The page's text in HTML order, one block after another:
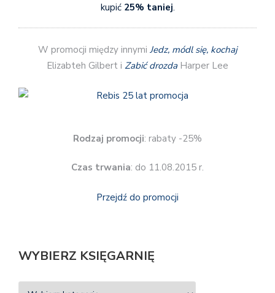
kupić 25% taniej.
W promocji między innymi Jedz, módl się, kochaj
Elizabteh Gilbert i Zabić drozdaHarper Lee
Rodzaj promocji: rabaty -25%
Czas trwania: do 11.08.2015 r.
Przejdź do promocji
WYBIERZ KSIĘGARNIĘ